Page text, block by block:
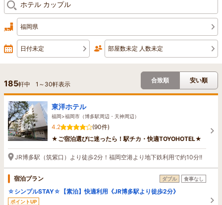
福岡県
日付未定 部屋数未定 人数未定
185軒中 1 ～ 30軒表示
合致順 安い順
東洋ホテル
福岡>福岡市（博多駅周辺・天神周辺）
4.2
(90件)
★ご宿泊選びに迷ったら！駅チカ・快適TOYOHOTEL★
JR博多駅（筑紫口）より徒歩2分！福岡空港より地下鉄利用で約10分!!
宿泊プラン ダブル 食事なし
☆シンプルSTAY☆【素泊】快適利用《JR博多駅より徒歩2分》
ポイントUP